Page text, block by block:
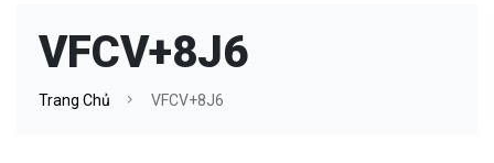
VFCV+8J6
Trang Chủ VFCV+8J6